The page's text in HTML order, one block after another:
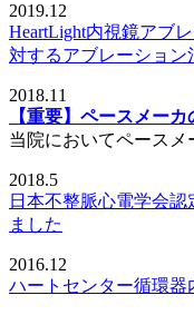
2019.12
HeartLight内視鏡アブ
対するアブレーション
2018.11
【重要】ペースメー
当院においてペース
2018.5
日本不整脈心電学会
ました
2016.12
ハートセンター循環器